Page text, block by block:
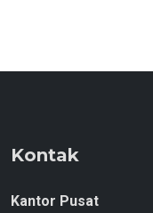
Kontak
Kantor Pusat